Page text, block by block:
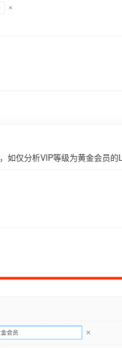
如仅分析VIP等级为黄金会员的